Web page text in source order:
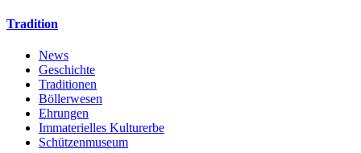
Tradition
News
Geschichte
Traditionen
Böllerwesen
Ehrungen
Immaterielles Kulturerbe
Schützenmuseum